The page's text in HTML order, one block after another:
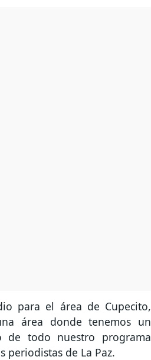
para el área de Cupecito,
área donde tenemos un
todo nuestro programa
de La Paz.